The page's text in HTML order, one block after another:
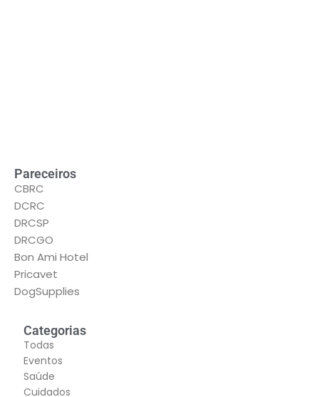
Pareceiros
CBRC
DCRC
DRCSP
DRCGO
Bon Ami Hotel
Pricavet
DogSupplies
Categorias
Todas
Eventos
Saúde
Cuidados